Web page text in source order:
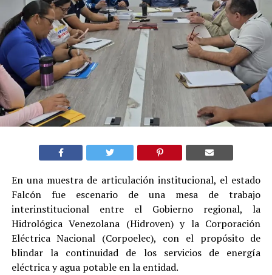
En una muestra de articulación institucional, el estado
Falcón fue escenario de una mesa de trabajo
interinstitucional entre el Gobierno regional, la
Hidrológica Venezolana (Hidroven) y la Corporación
Eléctrica Nacional (Corpoelec), con el propósito de
blindar la continuidad de los servicios de energía
eléctrica y agua potable en la entidad.